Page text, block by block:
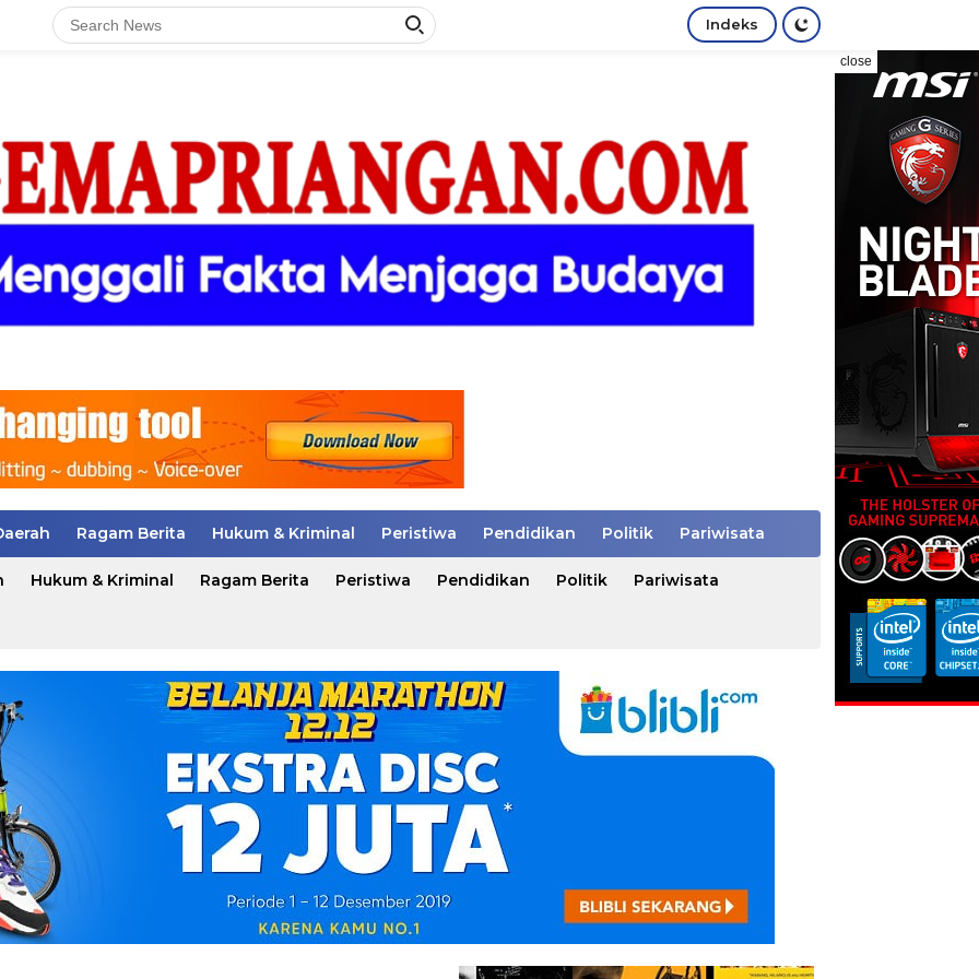
Indeks
close
Ragam Berita Hukum & Kriminal Peristiwa Pendidikan Politik Pariwisata
Hukum & Kriminal Ragam Berita Peristiwa Pendidikan Politik Pariwisata